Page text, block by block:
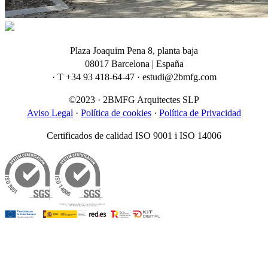
Plaza Joaquim Pena 8, planta baja
08017 Barcelona | España
· T +34 93 418-64-47 · estudi@2bmfg.com
©2023 · 2BMFG Arquitectes SLP
Aviso Legal · Política de cookies · Política de Privacidad
Certificados de calidad ISO 9001 i ISO 14006